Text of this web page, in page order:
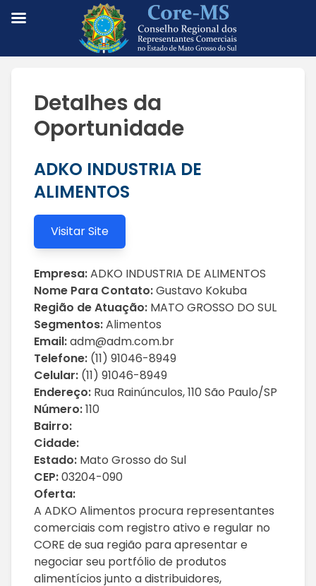
Detalhes da
Oportunidade
ADKO INDUSTRIA DE
ALIMENTOS
Visitar Site
Empresa:ADKO INDUSTRIA DE ALIMENTOS
Nome Para Contato:Gustavo Kokuba
Região de Atuação: MATO GROSSO DO SUL
Segmentos:Alimentos
Email:adm@adm.com.br
Telefone: (11) 91046-8949
Celular: (11) 91046-8949
Endereço: Rua Rainúnculos, 110 São Paulo/SP
Número:110
Bairro:
Cidade:
Estado: Mato Grosso do Sul
CEP:03204-090
Oferta:
A ADKO Alimentos procura representantes
comerciais com registro ativo e regular no
CORE de sua região para apresentar e
negociar seu portfólio de produtos
alimentícios junto a distribuidores,